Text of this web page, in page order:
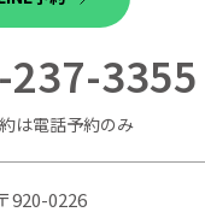
237-3355
は電話予約のみ
920-0226